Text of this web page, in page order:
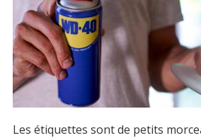
Les étiquettes sont de petits